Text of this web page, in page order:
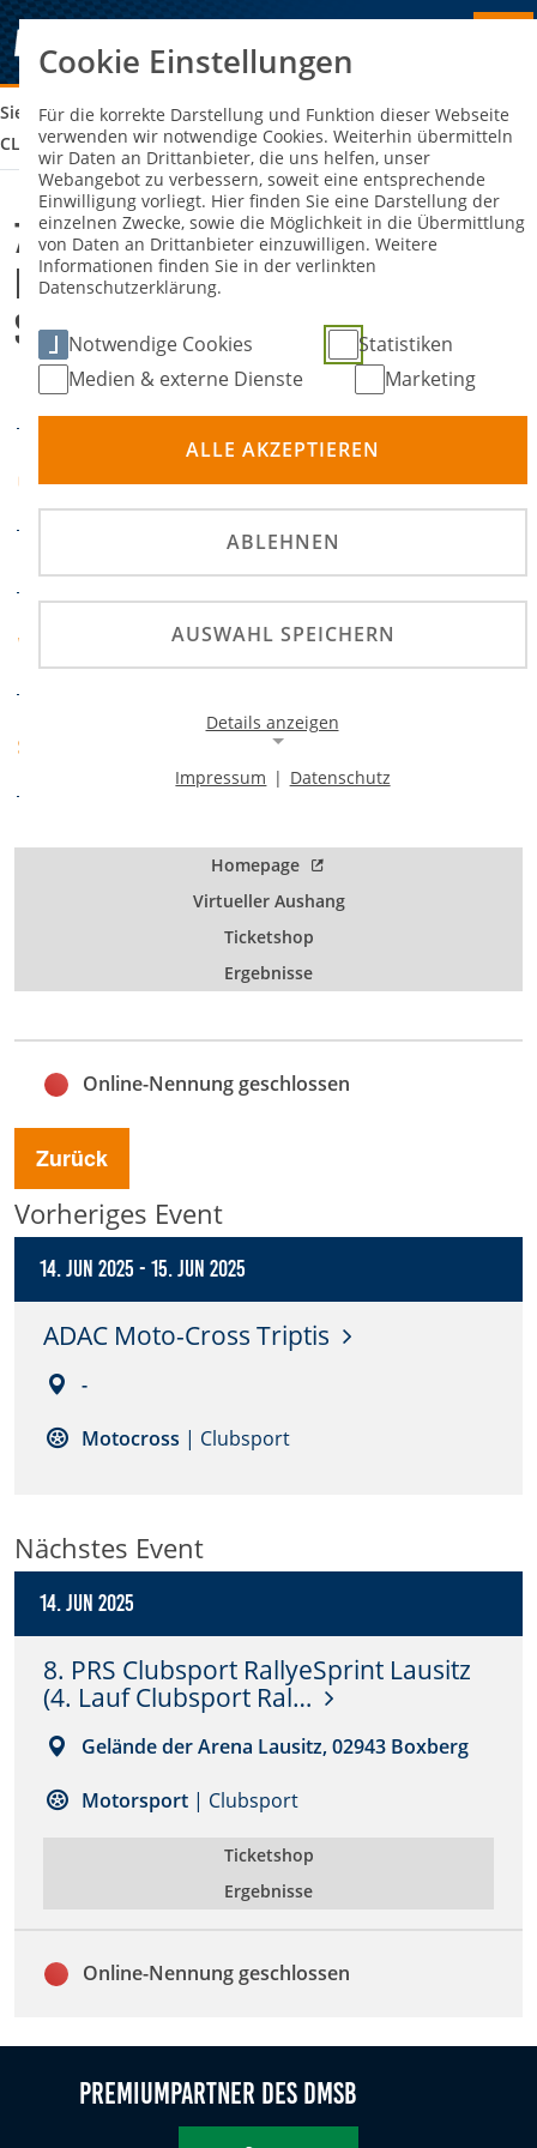
Sie sind hier: 7. PRS CLUBSPORT RALLYESPRINT LAUSITZ (3. LAUF
CLUBSPORT RALLYE SPRINT CUP NORD 2025)
7. PRS Clubsport RallyeSprint
Lausitz (3. Lauf Clubsport Rallye
Sprint Cup Nord 2025)
DATUM 14. Juni 2025
ORT
Gelände der Arena
VERANSTALTER
Private RG Spandau e.V.
im ADAC
SPORTABTEILUNG
ADAC Berlin-
Brandenburg
Homepage
Virtueller Aushang
Ticketshop
Ergebnisse
Online-Nennung geschlossen
Zurück
Vorheriges Event
14. Jun 2025-15. Jun 2025
ADAC Moto-Cross Triptis
-
Motocross | Clubsport
Nächstes Event
14. Jun 2025
8. PRS Clubsport RallyeSprint Lausitz
(4. Lauf Clubsport Ral…
Gelände der Arena Lausitz, 02943 Boxberg
Motorsport | Clubsport
Ticketshop
Ergebnisse
Online-Nennung geschlossen
Premiumpartner des DMSB
Cookie Einstellungen
Für die korrekte Darstellung und Funktion dieser Webseite
verwenden wir notwendige Cookies. Weiterhin übermitteln
wir Daten an Drittanbieter, die uns helfen, unser
Webangebot zu verbessern, soweit eine entsprechende
Einwilligung vorliegt. Hier finden Sie eine Darstellung der
einzelnen Zwecke, sowie die Möglichkeit in die Übermittlung
von Daten an Drittanbieter einzuwilligen. Weitere
Informationen finden Sie in der verlinkten
Datenschutzerklärung.
Notwendige Cookies
Statistiken
Medien & externe Dienste
Marketing
ALLE AKZEPTIEREN
ABLEHNEN
AUSWAHL SPEICHERN
Details anzeigen
einer Website. Sie helfen dabei, die Website nutzbar zu
machen, indem sie grundlegende Funktionen
ermöglichen. Ohne diese Cookies kann die Website nicht
Background Image
Zweck:
Dieser Cookie speichert Informationen zu
Cookie Laufzeit:
24 Stunden
Anbieter:
DMSB
Zweck:
Dieser Cookie speichert die gewählten Cookie-
Einstellungen.
12 Monate
Cookies, die der Sammlung von Informationen und
Besucher persönlich identifiziert werden können.
_gat, _ga, _gid
Impressum | Datenschutz